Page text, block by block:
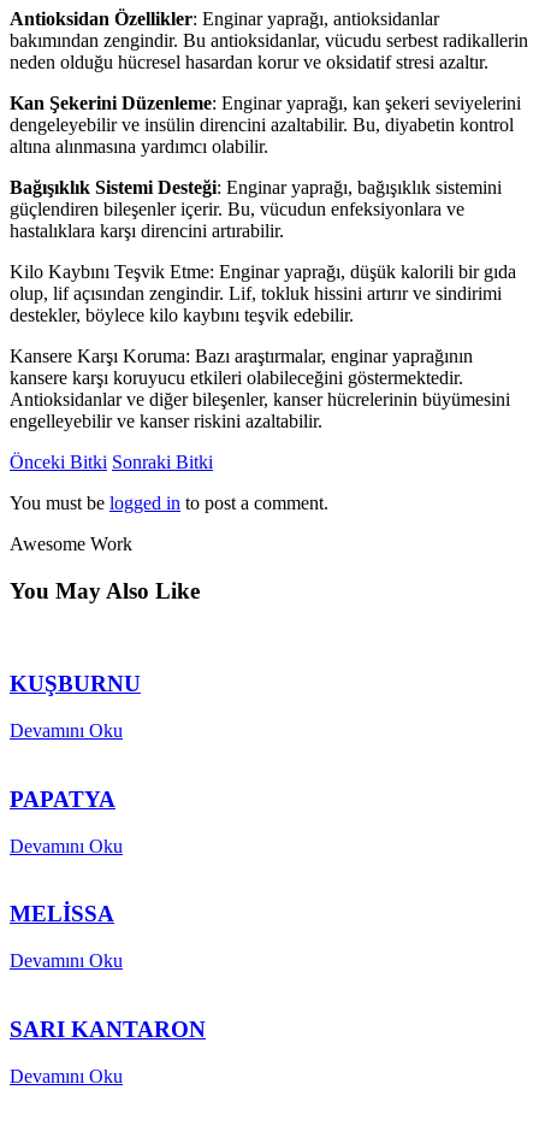
Antioksidan Özellikler: Enginar yaprağı, antioksidanlar
bakımından zengindir. Bu antioksidanlar, vücudu serbest radikallerin
neden olduğu hücresel hasardan korur ve oksidatif stresi azaltır.
Kan Şekerini Düzenleme: Enginar yaprağı, kan şekeri seviyelerini
dengeleyebilir ve insülin direncini azaltabilir. Bu, diyabetin kontrol
altına alınmasına yardımcı olabilir.
Bağışıklık Sistemi Desteği: Enginar yaprağı, bağışıklık sistemini
güçlendiren bileşenler içerir. Bu, vücudun enfeksiyonlara ve
hastalıklara karşı direncini artırabilir.
Kilo Kaybını Teşvik Etme: Enginar yaprağı, düşük kalorili bir gıda
olup, lif açısından zengindir. Lif, tokluk hissini artırır ve sindirimi
destekler, böylece kilo kaybını teşvik edebilir.
Kansere Karşı Koruma: Bazı araştırmalar, enginar yaprağının
kansere karşı koruyucu etkileri olabileceğini göstermektedir.
Antioksidanlar ve diğer bileşenler, kanser hücrelerinin büyümesini
engelleyebilir ve kanser riskini azaltabilir.
Önceki Bitki Sonraki Bitki
You must be logged in to post a comment.
Awesome Work
You May Also Like
KUŞBURNU
Devamını Oku
PAPATYA
Devamını Oku
MELİSSA
Devamını Oku
SARI KANTARON
Devamını Oku